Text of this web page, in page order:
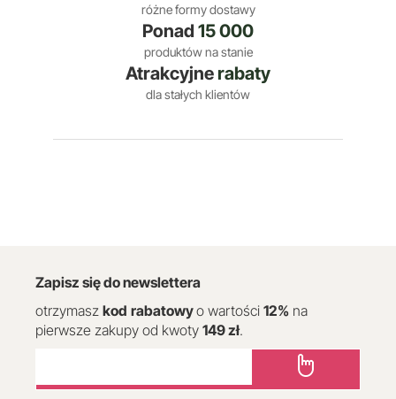
różne formy dostawy
Ponad 15 000
produktów na stanie
Atrakcyjnerabaty
dla stałych klientów
Zapisz się do newslettera
otrzymasz kod rabatowyo wartości 12% na
pierwsze zakupy od kwoty 149 zł.